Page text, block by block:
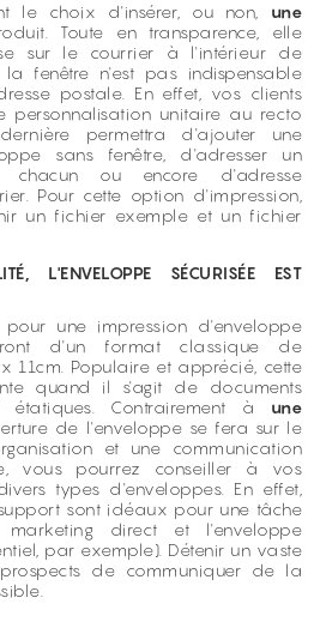
le choix d'insérer, ou non, une
Toute en transparence, elle
sur le courrier à l'intérieur de
la fenêtre n'est pas indispensable
postale. En effet, vos clients
personnalisation unitaire au recto
permettra d'ajouter une
sans fenêtre, d'adresser un
chacun ou encore d'adresse
Pour cette option d'impression,
un fichier exemple et un fichier
L'ENVELOPPE SÉCURISÉE EST
une impression d'enveloppe
d'un format classique de
11cm. Populaire et apprécié, cette
quand il s'agit de documents
étatiques. Contrairement à une
de l'enveloppe se fera sur le
et une communication
vous pourrez conseiller à vos
types d'enveloppes. En effet,
sont idéaux pour une tâche
direct et l'enveloppe
par exemple). Détenir un vaste
de communiquer de la